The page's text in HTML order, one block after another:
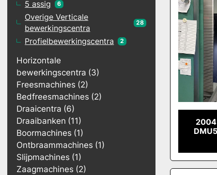
5 assig 6
Overige Verticale
bewerkingscentra
28
Profielbewerkingscentra 2
Horizontale
bewerkingscentra 3
Freesmachines 2
Bedfreesmachines 2
Draaicentra 6
Draaibanken 11
Boormachines 1
Ontbraammachines 1
Slijpmachines 1
Zaagmachines 2
2004